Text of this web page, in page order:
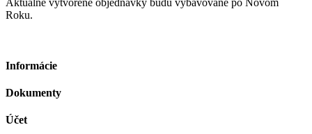
Roku.
Informácie
Dokumenty
Účet